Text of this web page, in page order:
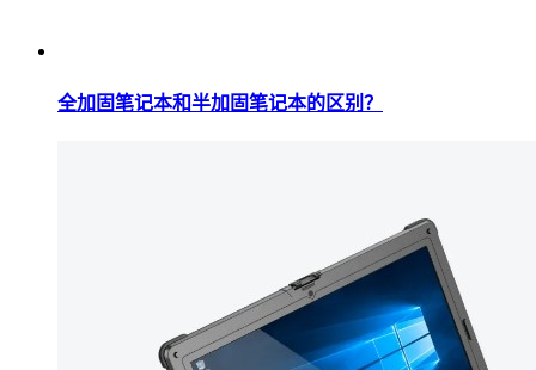
全加固笔记本和半加固笔记本的区别？